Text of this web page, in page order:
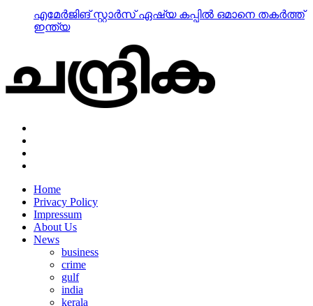
എമേര്‍ജിങ് സ്റ്റാര്‍സ് ഏഷ്യ കപ്പില്‍ ഒമാനെ തകര്‍ത്ത്
ഇന്ത്യ
Home
Privacy Policy
Impressum
About Us
News
business
crime
gulf
india
kerala